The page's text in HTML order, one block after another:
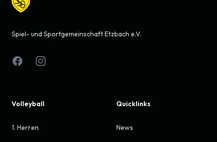
Spiel- und Sportgemeinschaft Etzbach e.V.
FacebookInstagram
Volleyball
1. Herren
Quicklinks
News